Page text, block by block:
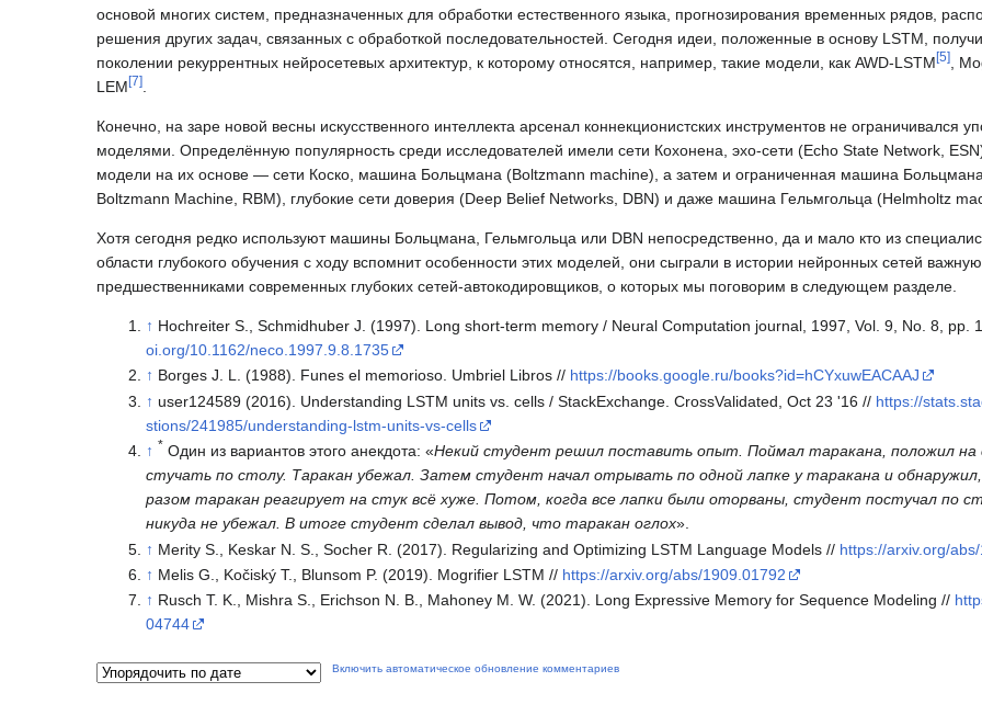
основой многих систем, предназначенных для обработки естественного языка, прогнозирования временных рядов,
решения других задач, связанных с обработкой последовательностей. Сегодня идеи, положенные в основу LSTM,
поколении рекуррентных нейросетевых архитектур, к которому относятся, например, такие модели, как AWD-LSTM [5] ,
LEM [7]
Конечно, на заре новой весны искусственного интеллекта арсенал коннекционистских инструментов не ограничивался
моделями. Определённую популярность среди исследователей имели сети Кохонена, эхо-сети (Echo State Network,
модели на их основе — сети Коско, машина Больцмана (Boltzmann machine), а затем и ограниченная машина
Boltzmann Machine, RBM), глубокие сети доверия (Deep Belief Networks, DBN) и даже машина Гельмгольца (Helmholtz
Хотя сегодня редко используют машины Больцмана, Гельмгольца или DBN непосредственно, да и мало кто из
области глубокого обучения с ходу вспомнит особенности этих моделей, они сыграли в истории нейронных сетей
предшественниками современных глубоких сетей-автокодировщиков, о которых мы поговорим в следующем разделе.
↑ Hochreiter S., Schmidhuber J. (1997). Long short-term memory / Neural Computation journal, 1997, Vol. 9, No. 8, pp.
oi.org/10.1162/neco.1997.9.8.1735
↑ Borges J. L. (1988). Funes el memorioso. Umbriel Libros // https://books.google.ru/books?id=hCYxuwEACAAJ
↑ user124589 (2016). Understanding LSTM units vs. cells / StackExchange. CrossValidated, Oct 23 '16 // https://
stions/241985/understanding-lstm-units-vs-cells
↑ * Один из вариантов этого анекдота: «Некий студент решил поставить опыт. Поймал таракана, положил на
стучать по столу. Таракан убежал. Затем студент начал отрывать по одной лапке у таракана и
разом таракан реагирует на стук всё хуже. Потом, когда все лапки были оторваны, студент постучал по
никуда не убежал. В итоге студент сделал вывод, что таракан оглох».
↑ Merity S., Keskar N. S., Socher R. (2017). Regularizing and Optimizing LSTM Language Models // https://arxiv.org/
↑ Melis G., Kočiský T., Blunsom P. (2019). Mogrifier LSTM // https://arxiv.org/abs/1909.01792
↑ Rusch T. K., Mishra S., Erichson N. B., Mahoney M. W. (2021). Long Expressive Memory for Sequence Modeling //
04744
Включить автоматическое обновление комментариев